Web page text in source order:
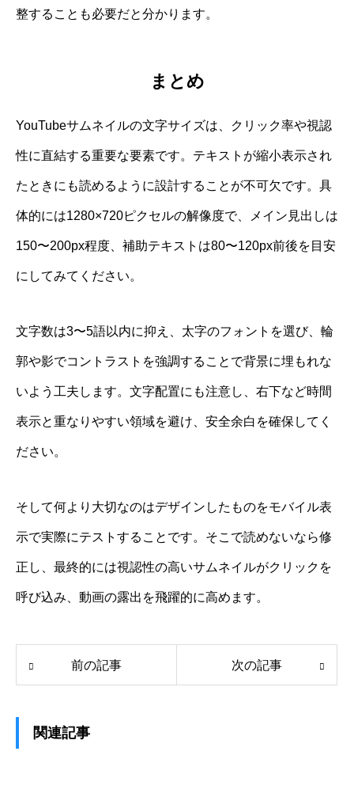
整することも必要だと分かります。
まとめ
YouTubeサムネイルの文字サイズは、クリック率や視認
性に直結する重要な要素です。テキストが縮小表示され
たときにも読めるように設計することが不可欠です。具
体的には1280×720ピクセルの解像度で、メイン見出しは
150〜200px程度、補助テキストは80〜120px前後を目安
にしてみてください。
文字数は3〜5語以内に抑え、太字のフォントを選び、輪
郭や影でコントラストを強調することで背景に埋もれな
いよう工夫します。文字配置にも注意し、右下など時間
表示と重なりやすい領域を避け、安全余白を確保してく
ださい。
そして何より大切なのはデザインしたものをモバイル表
示で実際にテストすることです。そこで読めないなら修
正し、最終的には視認性の高いサムネイルがクリックを
呼び込み、動画の露出を飛躍的に高めます。
前の記事 次の記事
関連記事